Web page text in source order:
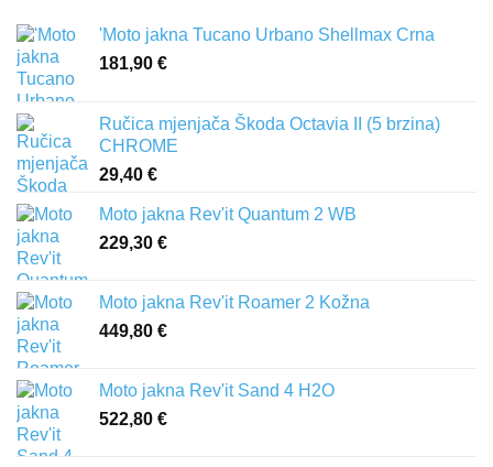
'Moto jakna Tucano Urbano Shellmax Crna
181,90 €
Ručica mjenjača Škoda Octavia II (5 brzina)
CHROME
29,40 €
Moto jakna Rev'it Quantum 2 WB
229,30 €
Moto jakna Rev'it Roamer 2 Kožna
449,80 €
Moto jakna Rev'it Sand 4 H2O
522,80 €